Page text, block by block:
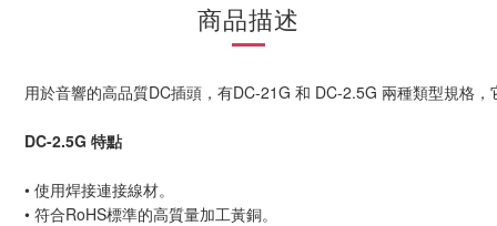
商品描述
用於音響的高品質DC插頭，有DC-21G 和 DC-2.5G 兩種類型規格
DC-2.5G 特點
• 使用焊接連接線材。
• 符合RoHS標準的高質量加工黃銅。